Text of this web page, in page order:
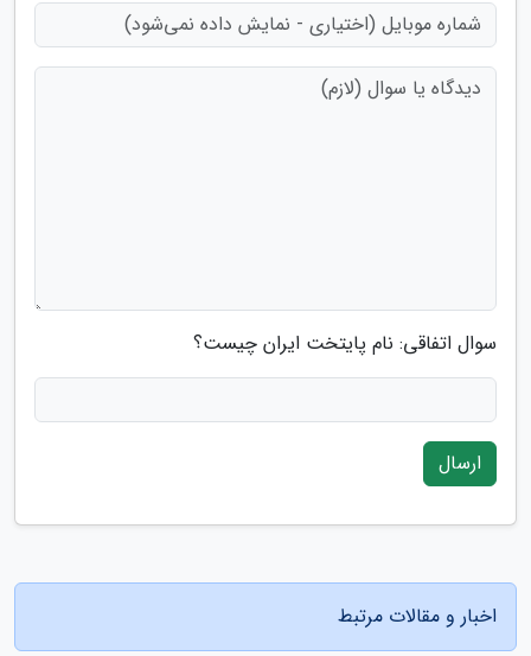
سوال اتفاقی: نام پایتخت ایران چیست؟
ارسال
اخبار و مقالات مرتبط